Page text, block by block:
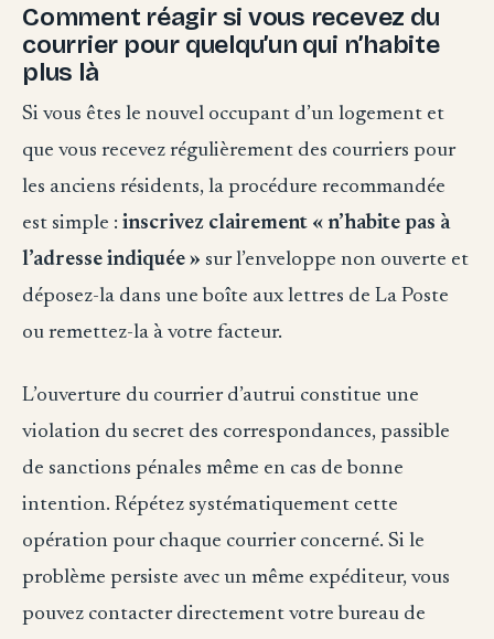
Comment réagir si vous recevez du
courrier pour quelqu’un qui n’habite
plus là
Si vous êtes le nouvel occupant d’un logement et
que vous recevez régulièrement des courriers pour
les anciens résidents, la procédure recommandée
est simple : inscrivez clairement « n’habite pas à
l’adresse indiquée » sur l’enveloppe non ouverte et
déposez-la dans une boîte aux lettres de La Poste
ou remettez-la à votre facteur.
L’ouverture du courrier d’autrui constitue une
violation du secret des correspondances, passible
de sanctions pénales même en cas de bonne
intention. Répétez systématiquement cette
opération pour chaque courrier concerné. Si le
problème persiste avec un même expéditeur, vous
pouvez contacter directement votre bureau de